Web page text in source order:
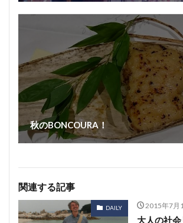
秋のBONCOURA！
関連する記事
DAILY 2015年7月
大人の社会